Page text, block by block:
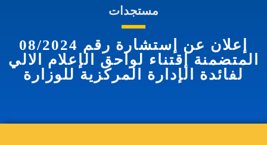
مستجدات
إعلان عن إستشارة رقم 08/2024
المتضمنة إقتناء لواحق الإعلام الالي
لفائدة الإدارة المركزية للوزارة